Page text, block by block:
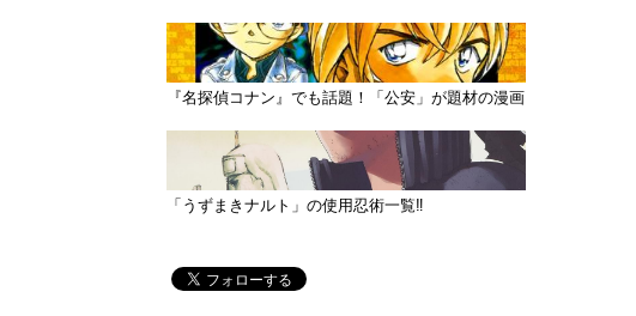
『名探偵コナン』でも話題！「公安」が題材の漫画
「うずまきナルト」の使用忍術一覧‼